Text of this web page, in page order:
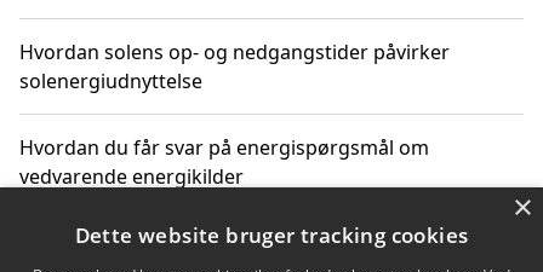
Hvordan solens op- og nedgangstider påvirker
solenergiudnyttelse
Hvordan du får svar på energispørgsmål om
vedvarende energikilder
×
Dette website bruger tracking cookies